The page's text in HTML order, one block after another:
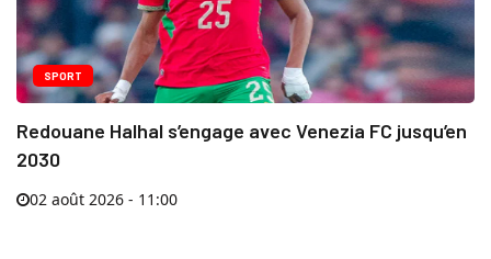
SPORT
Redouane Halhal s’engage avec Venezia FC jusqu’en
2030
02 août 2026 - 11:00